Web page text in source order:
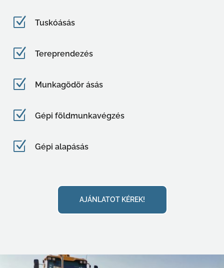
Z Tuskóásás
Z Tereprendezés
Z Munkagödör ásás
Z Gépi földmunkavégzés
Z Gépi alapásás
AJÁNLATOT KÉREK!